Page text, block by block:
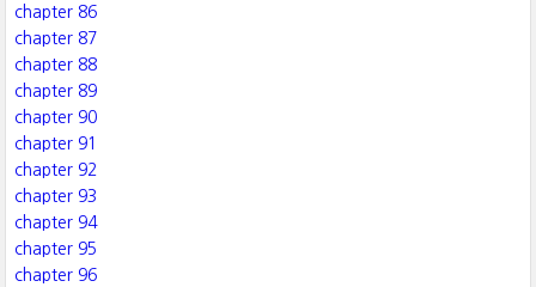
chapter 86
chapter 87
chapter 88
chapter 89
chapter 90
chapter 91
chapter 92
chapter 93
chapter 94
chapter 95
chapter 96